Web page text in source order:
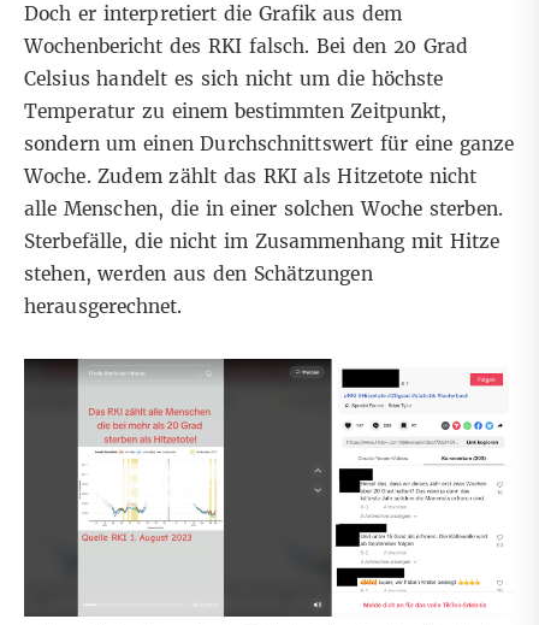
Doch er interpretiert die Grafik aus dem
Wochenbericht des RKI falsch. Bei den 20 Grad
Celsius handelt es sich nicht um die höchste
Temperatur zu einem bestimmten Zeitpunkt,
sondern um einen Durchschnittswert für eine ganze
Woche. Zudem zählt das RKI als Hitzetote nicht
alle Menschen, die in einer solchen Woche sterben.
Sterbefälle, die nicht im Zusammenhang mit Hitze
stehen, werden aus den Schätzungen
herausgerechnet.